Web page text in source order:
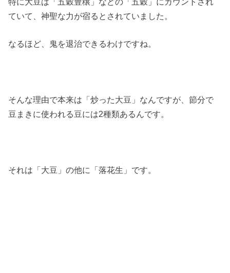
ていて、神聖な力が宿るとされていました。
なるほど、鬼を退治できるわけですね。
そんな理由で本来は「炒った大豆」なんですが、節分で
豆まきに使われる豆には2種類あるんです。
それは「大豆」の他に「落花生」です。